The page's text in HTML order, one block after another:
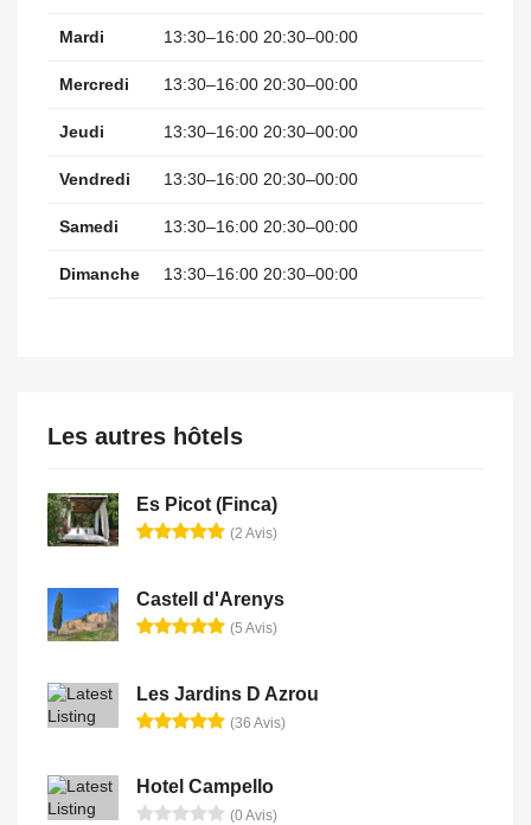
Mardi 13:30–16:00 20:30–00:00
Mercredi 13:30–16:00 20:30–00:00
Jeudi 13:30–16:00 20:30–00:00
Vendredi 13:30–16:00 20:30–00:00
Samedi 13:30–16:00 20:30–00:00
Dimanche 13:30–16:00 20:30–00:00
Les autres hôtels
Es Picot (Finca)
(2 Avis)
Castell d'Arenys
(5 Avis)
Les Jardins D Azrou
(36 Avis)
Hotel Campello
(0 Avis)